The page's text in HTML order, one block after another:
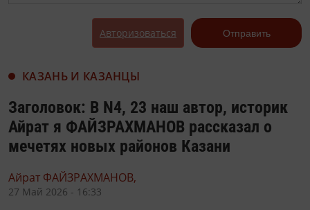
Авторизоваться Отправить
КАЗАНЬ И КАЗАНЦЫ
Заголовок: В N4, 23 наш автор, историк
Айрат я ФАЙЗРАХМАНОВ рассказал о
мечетях новых районов Казани
Айрат ФАЙЗРАХМАНОВ,
27 Май 2026 - 16:33